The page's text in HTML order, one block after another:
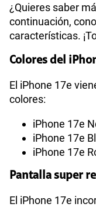
Bluetooth
Principal
Cámara de fotos
Capacidad
¿Quieres saber
continuación,
características.
Colores del
El iPhone 17e
colores:
iPhone 17e
iPhone 17e
iPhone 17e
Pantalla super
El iPhone 17e